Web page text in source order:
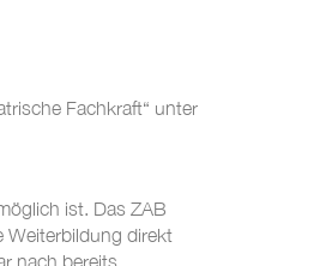
Fachkraft“ unter
ist. Das ZAB
Weiterbildung direkt
nach bereits